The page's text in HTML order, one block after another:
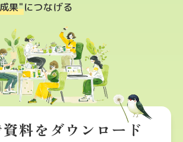
果"につなげる
料をダウンロード